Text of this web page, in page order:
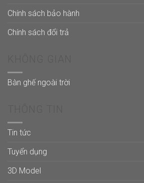
Chính sách bảo hành
Chính sách đổi trả
Bàn ghế ngoài trời
Tin tức
Tuyển dụng
3D Model